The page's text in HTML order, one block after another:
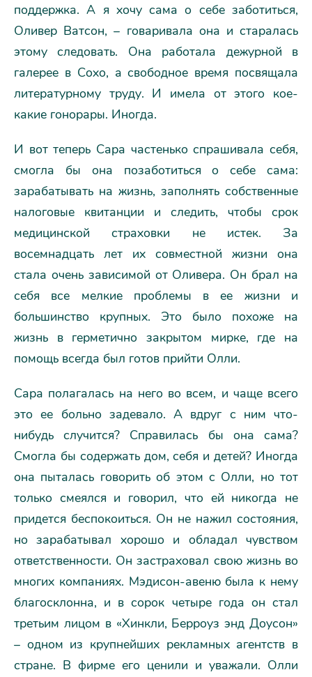
поддержка. А я хочу сама о себе заботиться,
Оливер Ватсон, – говаривала она и старалась
этому следовать. Она работала дежурной в
галерее в Сохо, а свободное время посвящала
литературному труду. И имела от этого кое-
какие гонорары. Иногда.
И вот теперь Сара частенько спрашивала себя,
смогла бы она позаботиться о себе сама:
зарабатывать на жизнь, заполнять собственные
налоговые квитанции и следить, чтобы срок
медицинской страховки не истек. За
восемнадцать лет их совместной жизни она
стала очень зависимой от Оливера. Он брал на
себя все мелкие проблемы в ее жизни и
большинство крупных. Это было похоже на
жизнь в герметично закрытом мирке, где на
помощь всегда был готов прийти Олли.
Сара полагалась на него во всем, и чаще всего
это ее больно задевало. А вдруг с ним что-
нибудь случится? Справилась бы она сама?
Смогла бы содержать дом, себя и детей? Иногда
она пыталась говорить об этом с Олли, но тот
только смеялся и говорил, что ей никогда не
придется беспокоиться. Он не нажил состояния,
но зарабатывал хорошо и обладал чувством
ответственности. Он застраховал свою жизнь во
многих компаниях. Мэдисон-авеню была к нему
благосклонна, и в сорок четыре года он стал
третьим лицом в «Хинкли, Берроуз энд Доусон»
– одном из крупнейших рекламных агентств в
стране. В фирме его ценили и уважали. Олли